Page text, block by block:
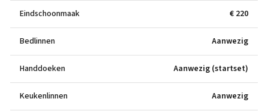
Eindschoonmaak € 220
Bedlinnen Aanwezig
Handdoeken Aanwezig (startset)
Keukenlinnen Aanwezig